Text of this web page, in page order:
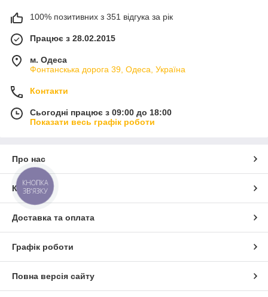
100% позитивних з 351 відгука за рік
Працює з 28.02.2015
м. Одеса
Фонтанскька дорога 39, Одеса, Україна
Контакти
Сьогодні працює з 09:00 до 18:00
Показати весь графік роботи
Про нас
Контакти
Доставка та оплата
Графік роботи
Повна версія сайту
КНОПКА
ЗВ'ЯЗКУ